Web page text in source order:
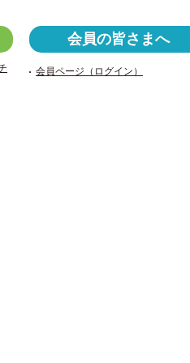
c
e
tt
er
er
n
会員の皆さまへ
会員ページ（ログイン）